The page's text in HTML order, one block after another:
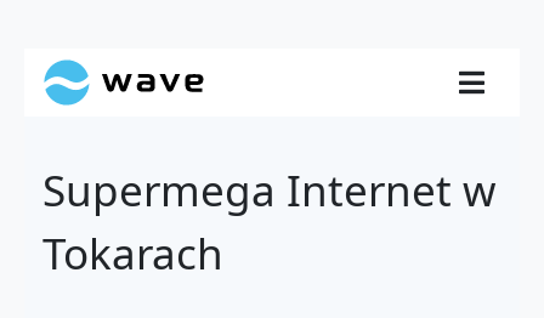
Supermega Internet w
Tokarach